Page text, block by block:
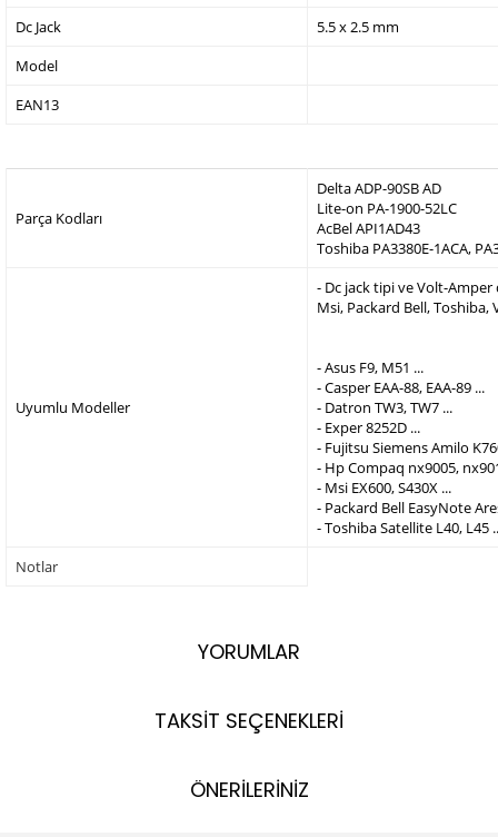
Dc Jack
5.5 x 2.5 mm
Model
EAN13
Parça Kodları
Delta ADP-90SB AD
Lite-on PA-1900-52LC
AcBel API1AD43
Toshiba PA3380E-1ACA,
Uyumlu Modeller
- Dc jack tipi ve Volt-
Msi, Packard Bell,
- Asus F9, M51 ...
- Casper EAA-88, EAA-89 ...
- Datron TW3, TW7 ...
- Exper 8252D ...
- Fujitsu Siemens Amilo
- Hp Compaq nx9005,
- Msi EX600, S430X ...
- Packard Bell EasyNote
- Toshiba Satellite L40, L45
Notlar
YORUMLAR
TAKSİT SEÇENEKLERİ
ÖNERİLERİNİZ